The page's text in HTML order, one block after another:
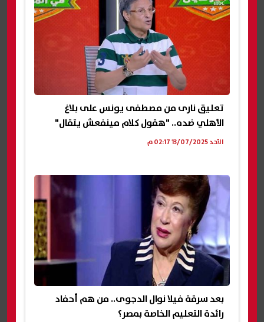
تعليق نارى من مصطفى يونس على بلاغ
الأهلي ضده.. "هقول كلام مينفعش يتقال"
الأحد 13/07/2025 02:17 م
بعد سرقة فيلا نوال الدجوى.. من هم أحفاد
رائدة التعليم الخاصة بمصر؟